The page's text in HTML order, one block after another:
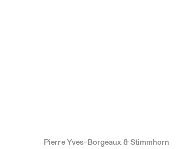
Pierre Yves-Borgeaux & Stimmhorn